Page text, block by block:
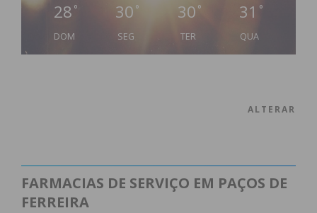
28 °
DOM
30 °
SEG
30 °
TER
31 °
QUA
ALTERAR
FARMACIAS DE SERVIÇO EM PAÇOS DE
FERREIRA